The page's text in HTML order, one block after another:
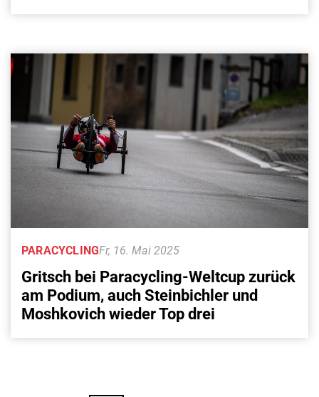
Fr, 16. Mai 2025
PARACYCLING
Gritsch bei Paracycling-Weltcup zurück
am Podium, auch Steinbichler und
Moshkovich wieder Top drei